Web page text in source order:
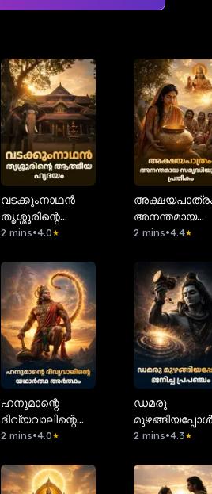
വടക്കുംനാഥൻ
തൃശ്ശൂരിന്റെ
ആത്മീയ ഹൃദയം
2 mins•4.0★
അനന്തമായ
സമൃദ്ധിയുടെ
2 mins•4.4★
ഹനുമാന്റെ
ദിവ്യവാലിന്റെ
യഥാർത്ഥ
2 mins•4.0★
ഡമരു
മുഴങ്ങിയപ്പോൾ
ജനിച്ച
2 mins•4.3★